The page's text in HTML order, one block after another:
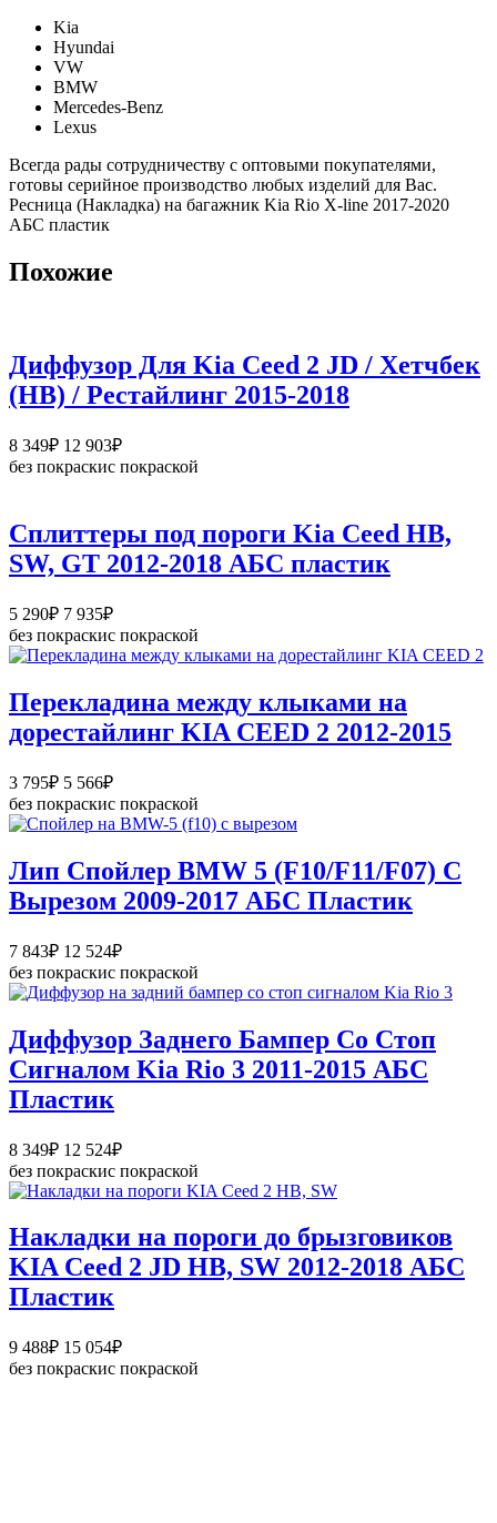
Kia
Hyundai
VW
BMW
Mercedes-Benz
Lexus
Всегда рады сотрудничеству с оптовыми покупателями,
готовы серийное производство любых изделий для Вас.
Ресница (Накладка) на багажник Kia Rio X-line 2017-2020
АБС пластик
Похожие
Диффузор Для Kia Ceed 2 JD / Хетчбек
(HB) / Рестайлинг 2015-2018
8 349₽ 12 903₽Диапазон
цен:
12
903₽
без покраскис покраской
Сплиттеры под пороги Kia Ceed HB,
SW, GT 2012-2018 АБС пластик
5 290₽ 7 935₽Диапазон
цен:
5
7
935₽
без покраскис покраской
Перекладина между клыками на
дорестайлинг KIA CEED 2 2012-2015
3 795₽ 5 566₽Диапазон
цен:
3
–
5
566₽
без покраскис покраской
Лип Спойлер BMW 5 (F10/F11/F07) C
Вырезом 2009-2017 АБС Пластик
7 843₽ 12 524₽Диапазон
цен:
7
12
524₽
без покраскис покраской
Диффузор Заднего Бампер Со Стоп
Сигналом Kia Rio 3 2011-2015 АБС
Пластик
8 349₽ 12 524₽Диапазон
цен:
8
–
12
524₽
без покраскис покраской
Накладки на пороги до брызговиков
KIA Ceed 2 JD HB, SW 2012-2018 АБС
Пластик
9 488₽ 15 054₽Диапазон
цен:
без покраскис покраской